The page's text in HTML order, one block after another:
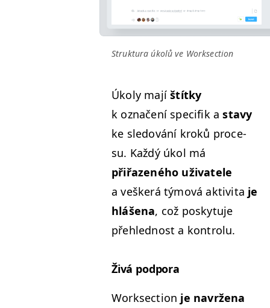
Struk­tu­ra úkolů ve Worksection
Úkoly majíštítky
k označení speci­fik astavy
ke sle­dování kroků pro­ce­
su. Každý úkol má
přiřazeného uži­vatele
a vešk­erá týmová aktivi­ta je
hláše­na, což posky­tu­je
přehled­nost a kontrolu.
Živá pod­po­ra
Work­sec­tion je navrže­na